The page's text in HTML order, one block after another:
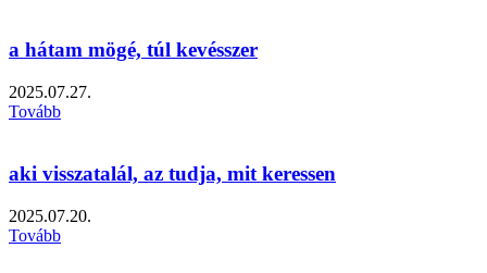
a hátam mögé, túl kevésszer
2025.07.27.
Tovább
aki visszatalál, az tudja, mit keressen
2025.07.20.
Tovább